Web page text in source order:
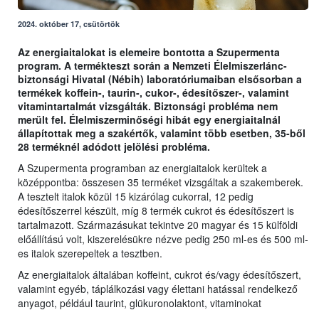
2024. október 17, csütörtök
Az energiaitalokat is elemeire bontotta a Szupermenta
program. A termékteszt során a Nemzeti Élelmiszerlánc-
biztonsági Hivatal (Nébih) laboratóriumaiban elsősorban a
termékek koffein-, taurin-, cukor-, édesítőszer-, valamint
vitamintartalmát vizsgálták. Biztonsági probléma nem
merült fel. Élelmiszerminőségi hibát egy energiaitalnál
állapítottak meg a szakértők, valamint több esetben, 35-ből
28 terméknél adódott jelölési probléma.
A Szupermenta programban az energiaitalok kerültek a
középpontba: összesen 35 terméket vizsgáltak a szakemberek.
A tesztelt italok közül 15 kizárólag cukorral, 12 pedig
édesítőszerrel készült, míg 8 termék cukrot és édesítőszert is
tartalmazott. Származásukat tekintve 20 magyar és 15 külföldi
előállítású volt, kiszerelésükre nézve pedig 250 ml-es és 500 ml-
es italok szerepeltek a tesztben.
Az energiaitalok általában koffeint, cukrot és/vagy édesítőszert,
valamint egyéb, táplálkozási vagy élettani hatással rendelkező
anyagot, például taurint, glükuronolaktont, vitaminokat